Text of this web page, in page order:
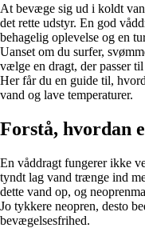
At bevæge sig ud i koldt
det rette udstyr. En god
behagelig oplevelse og en
Uanset om du surfer,
vælge en dragt, der passer
Her får du en guide til,
vand og lave temperaturer.
Forstå, hvordan
En våddragt fungerer ikke
tyndt lag vand trænge ind
dette vand op, og
Jo tykkere neopren, desto
bevægelsesfrihed.